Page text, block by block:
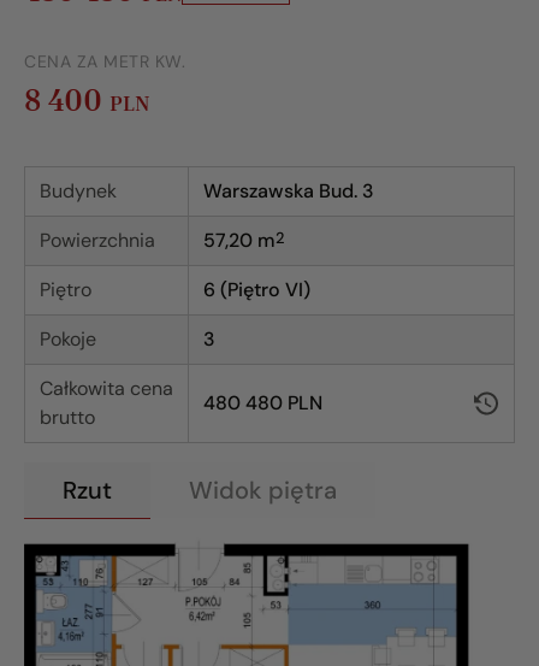
CENA ZA METR KW.
8 400 PLN
Budynek
Warszawska Bud. 3
Powierzchnia
57,20 m2
Piętro
6 (Piętro VI)
Pokoje
3
Całkowita cena
brutto
480 480 PLN
Rzut Widok piętra